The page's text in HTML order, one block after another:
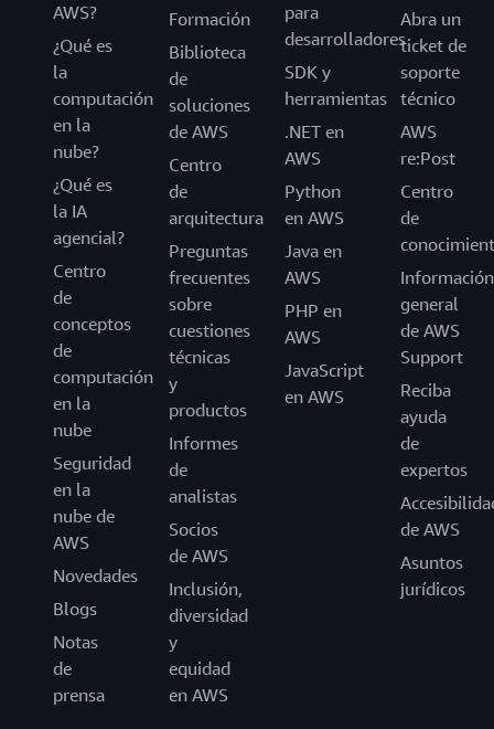
AWS?
¿Qué es
la
computación
en la
nube?
¿Qué es
la IA
agencial?
Centro
de
conceptos
de
computación
en la
nube
Seguridad
en la
nube de
AWS
Novedades
Blogs
Notas
de
prensa
Formación
Biblioteca
de
soluciones
de AWS
Centro
de
arquitectura
Preguntas
frecuentes
sobre
cuestiones
técnicas
y
productos
Informes
de
analistas
Socios
de AWS
Inclusión,
diversidad
y
equidad
en AWS
para
desarrolladores
SDK y
herramientas
.NET en
AWS
Python
en AWS
Java en
AWS
PHP en
AWS
JavaScript
en AWS
Abra un
ticket de
soporte
técnico
AWS
re:Post
Centro
de
Información
general
de AWS
Support
Reciba
ayuda
de
expertos
de AWS
Asuntos
jurídicos